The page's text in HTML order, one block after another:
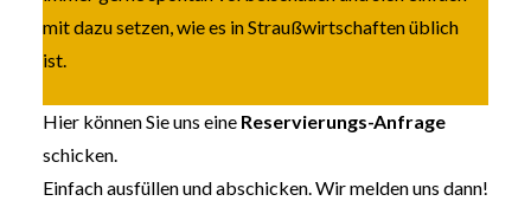
mit dazu setzen, wie es in Straußwirtschaften üblich
ist.
Hier können Sie uns eine Reservierungs-Anfrage
schicken.
Einfach ausfüllen und abschicken. Wir melden uns dann!